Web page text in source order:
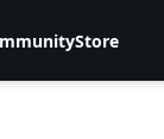
Store